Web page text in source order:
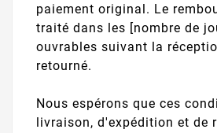
paiement original. Le
traité dans les [nombre de
ouvrables suivant la
retourné.
Nous espérons que ces
livraison, d'expédition et de